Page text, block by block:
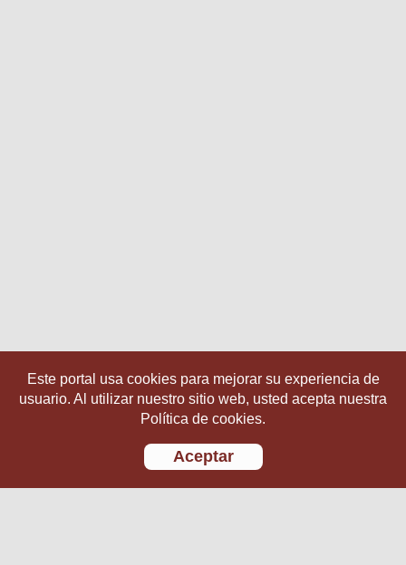
Este portal usa cookies para mejorar su experiencia de
usuario. Al utilizar nuestro sitio web, usted acepta nuestra
Política de cookies.
Aceptar